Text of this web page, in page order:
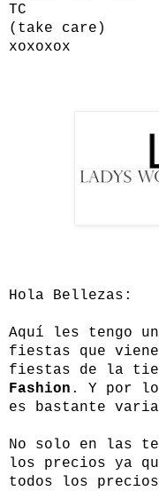
TC
(take care)
xoxoxox
Hola Bellezas:
Aquí les tengo
fiestas que
fiestas de la
Fashion . Y por lo
es bastante
No solo en las
los precios ya
todos los